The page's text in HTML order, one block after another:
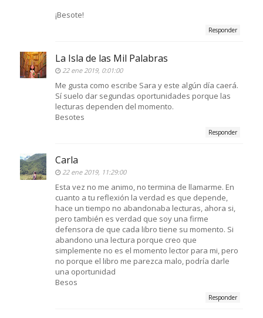
¡Besote!
Responder
La Isla de las Mil Palabras
22 ene 2019, 0:01:00
Me gusta como escribe Sara y este algún día caerá.
Sí suelo dar segundas oportunidades porque las
lecturas dependen del momento.
Besotes
Responder
Carla
22 ene 2019, 11:29:00
Esta vez no me animo, no termina de llamarme. En
cuanto a tu reflexión la verdad es que depende,
hace un tiempo no abandonaba lecturas, ahora si,
pero también es verdad que soy una firme
defensora de que cada libro tiene su momento. Si
abandono una lectura porque creo que
simplemente no es el momento lector para mi, pero
no porque el libro me parezca malo, podría darle
una oportunidad
Besos
Responder